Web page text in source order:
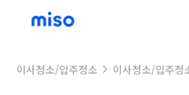
이사청소/입주청소 이사청소/입주청